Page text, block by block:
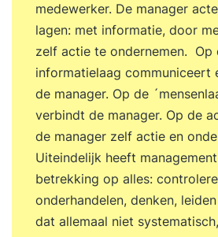
medewerker. De manager
lagen: met informatie, door
zelf actie te ondernemen. Op
informatielaag communiceert
de manager. Op de
verbindt de manager. Op de
de manager zelf actie en
Uiteindelijk heeft
betrekking op alles:
onderhandelen, denken,
dat allemaal niet